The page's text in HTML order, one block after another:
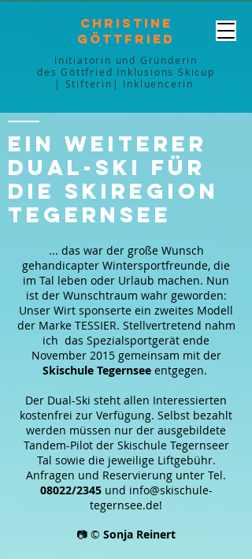
Christine
Göttfried
Initiatorin und Gründerin
des Göttfried Inklusions Skicup
| Stifterin| Inkluencerin
Ein weiterer
Dual-Ski für
die Skiregion
Tegernsee
... das war der große Wunsch
gehandicapter Wintersportfreunde, die
im Tal leben oder Urlaub machen. Nun
ist der Wunschtraum wahr geworden:
Unser Wirt sponserte ein zweites Modell
der Marke TESSIER. Stellvertretend nahm
ich das Spezialsportgerät ende
November 2015 gemeinsam mit der
Skischule Tegernseeentgegen.
Der Dual-Ski steht allen Interessierten
kostenfrei zur Verfügung. Selbst bezahlt
werden müssen nur der ausgebildete
Tandem-Pilot der Skischule Tegernseer
Tal sowie die jeweilige Liftgebühr.
Anfragen und Reservierung unter Tel.
08022/2345und info@skischule-
tegernsee.de!
📷 © Sonja Reinert